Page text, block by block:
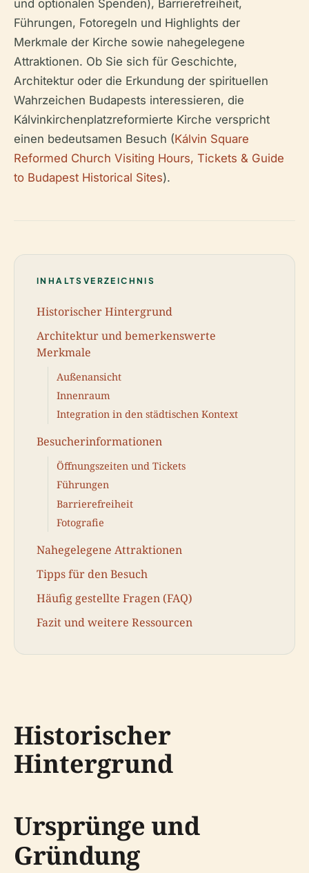
und optionalen Spenden), Barrierefreiheit,
Führungen, Fotoregeln und Highlights der
Merkmale der Kirche sowie nahegelegene
Attraktionen. Ob Sie sich für Geschichte,
Architektur oder die Erkundung der spirituellen
Wahrzeichen Budapests interessieren, die
Kálvinkirchenplatzreformierte Kirche verspricht
einen bedeutsamen Besuch (Kálvin Square
Reformed Church Visiting Hours, Tickets & Guide
to Budapest Historical Sites).
INHALTSVERZEICHNIS
Historischer Hintergrund
Architektur und bemerkenswerte
Merkmale
Außenansicht
Innenraum
Integration in den städtischen Kontext
Besucherinformationen
Öffnungszeiten und Tickets
Führungen
Barrierefreiheit
Fotografie
Nahegelegene Attraktionen
Tipps für den Besuch
Häufig gestellte Fragen (FAQ)
Fazit und weitere Ressourcen
Historischer
Hintergrund
Ursprünge und
Gründung